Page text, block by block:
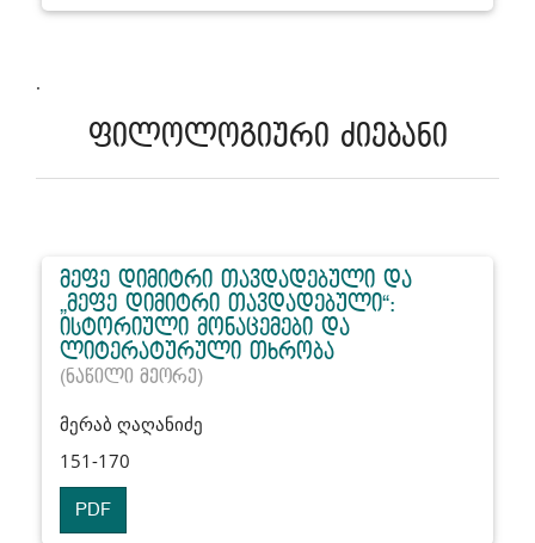
.
ფილოლოგიური ძიებანი
მეფე დიმიტრი თავდადებული და
„მეფე დიმიტრი თავდადებული“:
ისტორიული მონაცემები და
ლიტერატურული თხრობა
(ნაწილი მეორე)
მერაბ ღაღანიძე
151-170
PDF